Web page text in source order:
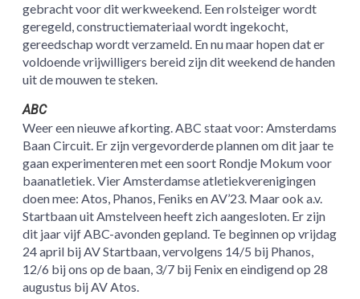
gebracht voor dit werkweekend. Een rolsteiger wordt
geregeld, constructiemateriaal wordt ingekocht,
gereedschap wordt verzameld. En nu maar hopen dat er
voldoende vrijwilligers bereid zijn dit weekend de handen
uit de mouwen te steken.
ABC
Weer een nieuwe afkorting. ABC staat voor: Amsterdams
Baan Circuit. Er zijn vergevorderde plannen om dit jaar te
gaan experimenteren met een soort Rondje Mokum voor
baanatletiek. Vier Amsterdamse atletiekverenigingen
doen mee: Atos, Phanos, Feniks en AV’23. Maar ook a.v.
Startbaan uit Amstelveen heeft zich aangesloten. Er zijn
dit jaar vijf ABC-avonden gepland. Te beginnen op vrijdag
24 april bij AV Startbaan, vervolgens 14/5 bij Phanos,
12/6 bij ons op de baan, 3/7 bij Fenix en eindigend op 28
augustus bij AV Atos.